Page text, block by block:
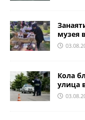
музея
Кола
улица